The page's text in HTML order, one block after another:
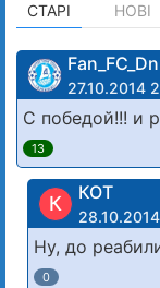
СТАРІ НОВІ
27.10.2014
С победой!!! и
13
К КОТ
Ну, до
0